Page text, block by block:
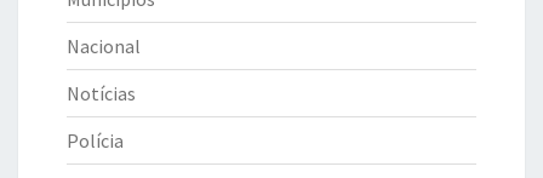
Nacional
Notícias
Polícia